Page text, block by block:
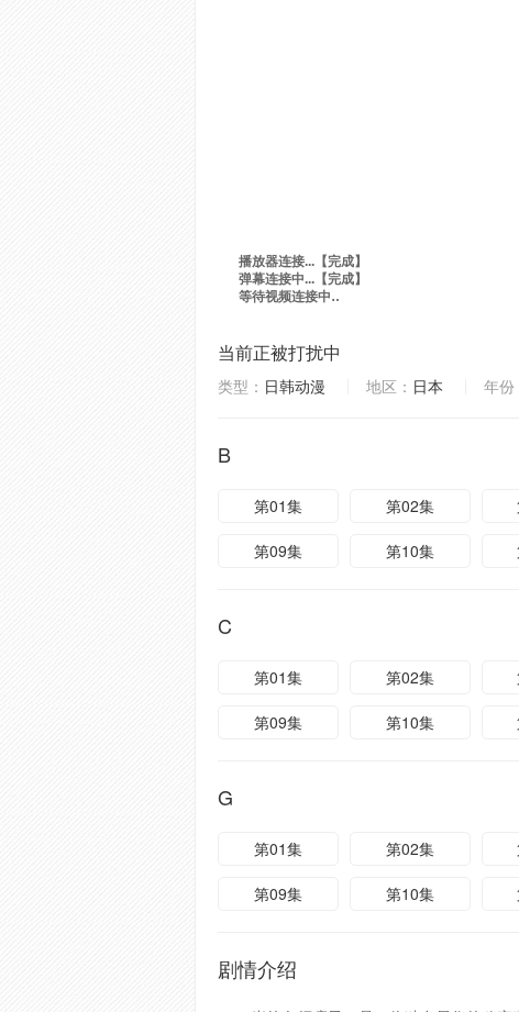
当前正被打扰中
类型： 日韩动漫 地区： 日本 年份
B
第01集 第02集
第09集 第10集
C
第01集 第02集
第09集 第10集
G
第01集 第02集
第09集 第10集
剧情介绍